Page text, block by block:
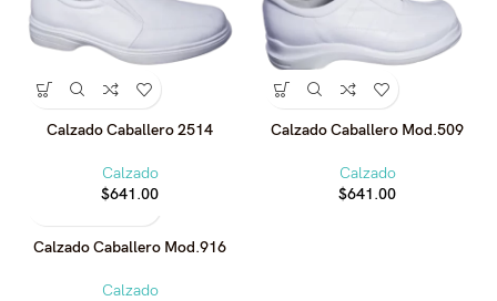
Calzado Caballero 2514
Calzado
$641.00
Calzado Caballero Mod.509
Calzado
$641.00
Calzado Caballero Mod.916
Calzado